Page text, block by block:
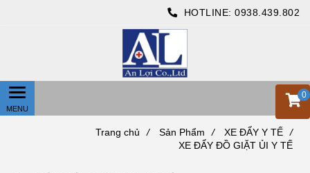
HOTLINE: 0938.439.802
0
Trang chủ / Sản Phẩm / XE ĐẨY Y TẾ
/
XE ĐẨY ĐỒ GIẶT ỦI Y TẾ